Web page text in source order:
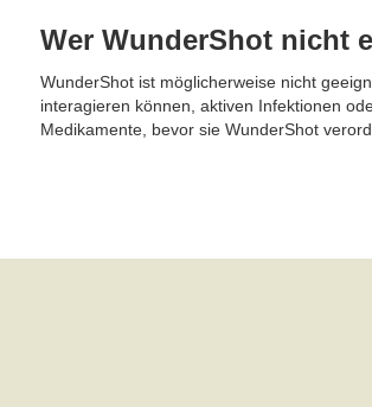
Wer WunderShot nicht
WunderShot ist möglicherweise nicht
interagieren können, aktiven Infektionen
Medikamente, bevor sie WunderShot